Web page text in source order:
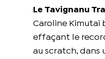
Le Tavignanu
Caroline Kimutai
effaçant le
au scratch, dans